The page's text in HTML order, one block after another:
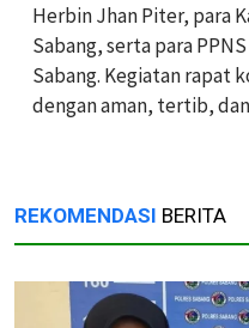
Herbin Jhan Piter, para
Sabang, serta para
Sabang. Kegiatan rapat
dengan aman, tertib,
REKOMENDASI BERITA